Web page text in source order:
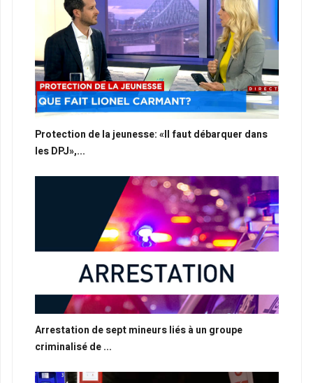
Protection de la jeunesse: «Il faut débarquer dans
les DPJ»,...
Arrestation de sept mineurs liés à un groupe
criminalisé de ...